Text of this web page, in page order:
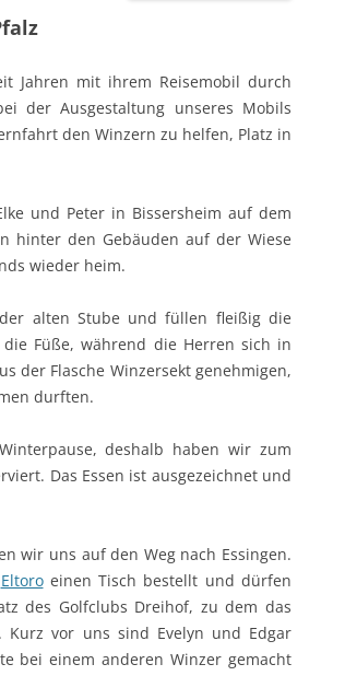
Jahren mit ihrem Reisemobil durch
der Ausgestaltung unseres Mobils
den Winzern zu helfen, Platz in
und Peter in Bissersheim auf dem
hinter den Gebäuden auf der Wiese
wieder heim.
alten Stube und füllen fleißig die
Füße, während die Herren sich in
der Flasche Winzersekt genehmigen,
durften.
deshalb haben wir zum
Das Essen ist ausgezeichnet und
wir uns auf den Weg nach Essingen.
Eltoroeinen Tisch bestellt und dürfen
des Golfclubs Dreihof, zu dem das
Kurz vor uns sind Evelyn und Edgar
bei einem anderen Winzer gemacht